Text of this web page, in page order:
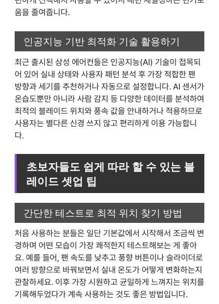
움을 줄여줍니다.
인공지능 기반 최적화 기술 활용하기
최근 출시된 삼성 에어컨들은 인공지능(AI) 기술이 접목되
어 있어 실내 상태와 사용자 패턴 분석 후 가장 적합한 팬
방향과 세기를 추천하거나 자동으로 설정합니다. AI 센서가
온습도뿐만 아니라 사람 감지 등 다양한 데이터를 분석하여
최적의 블레이드 위치와 풍속 값을 안내하거나 적용하므로
사용자는 별다른 신경 쓰지 않고 편리하게 이용 가능합니
다.
초보자들도 쉽게 따라 할 수 있는 블
레이드 셋업 팁
간단한 테스트로 최적 위치 찾기 방법
처음 사용하는 분들은 일단 기본값에서 시작해서 조금씩 변
경하며 어떤 모습이 가장 쾌적한지 테스트해보는 게 좋아
요. 예를 들어, 팬 속도를 낮추고 풍향 버튼이나 슬라이더로
여러 방향으로 바꿔보면서 실내 온도가 어떻게 변화하는지
관찰하세요. 이후 가장 시원하고 균일하게 느껴지는 위치를
기록해두었다가 계속 사용하는 것도 좋은 방법입니다.